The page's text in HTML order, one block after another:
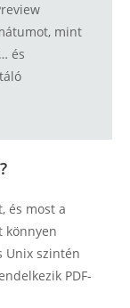
mint
és
és most a
könnyen
Unix szintén
PDF-